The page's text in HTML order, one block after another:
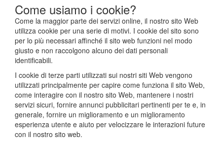
Come usiamo i cookie?
Come la maggior parte dei servizi online, il nostro sito Web
utilizza cookie per una serie di motivi. I cookie del sito sono
per lo più necessari affinché il sito web funzioni nel modo
giusto e non raccolgono alcuno dei dati personali
identificabili.
I cookie di terze parti utilizzati sui nostri siti Web vengono
utilizzati principalmente per capire come funziona il sito Web,
come interagire con il nostro sito Web, mantenere i nostri
servizi sicuri, fornire annunci pubblicitari pertinenti per te e, in
generale, fornire un miglioramento e un miglioramento
esperienza utente e aiuto per velocizzare le interazioni future
con il nostro sito web.